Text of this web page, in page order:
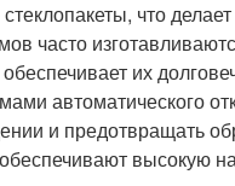
что
часто
их
автоматического
и предотвращать
высокую